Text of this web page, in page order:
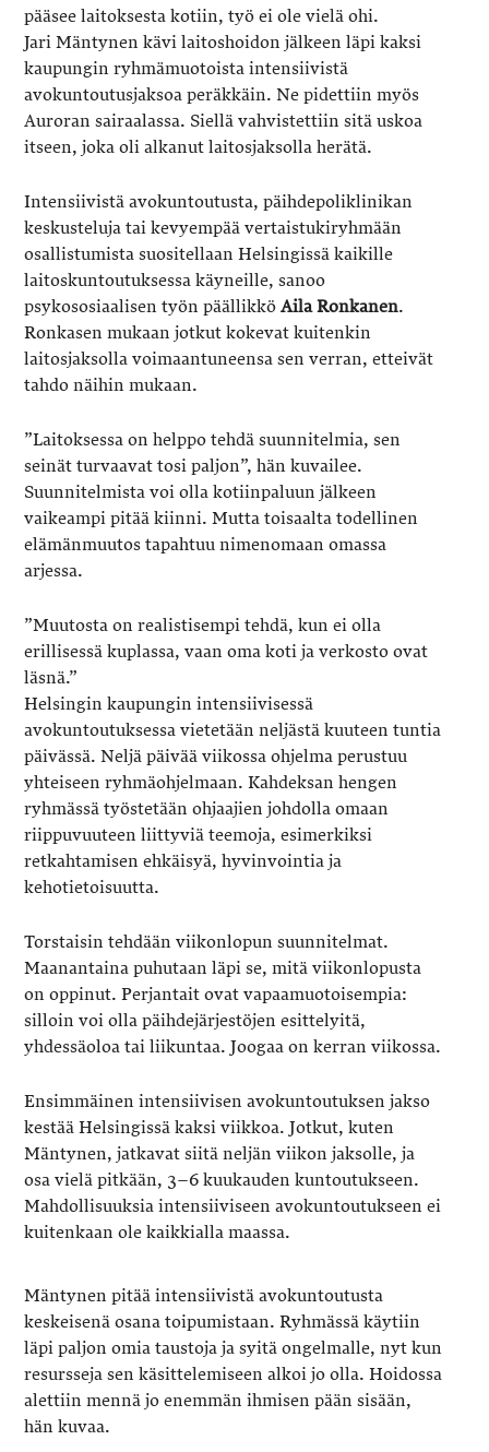
pääsee laitoksesta kotiin, työ ei ole vielä ohi.
Jari Mäntynen kävi laitoshoidon jälkeen läpi kaksi
kaupungin ryhmämuotoista intensiivistä
avokuntoutusjaksoa peräkkäin. Ne pidettiin myös
Auroran sairaalassa. Siellä vahvistettiin sitä uskoa
itseen, joka oli alkanut laitosjaksolla herätä.
Intensiivistä avokuntoutusta, päihdepoliklinikan
keskusteluja tai kevyempää vertaistukiryhmään
osallistumista suositellaan Helsingissä kaikille
laitoskuntoutuksessa käyneille, sanoo
psykososiaalisen työn päällikköAila Ronkanen.
Ronkasen mukaan jotkut kokevat kuitenkin
laitosjaksolla voimaantuneensa sen verran, etteivät
tahdo näihin mukaan.
”Laitoksessa on helppo tehdä suunnitelmia, sen
seinät turvaavat tosi paljon”, hän kuvailee.
Suunnitelmista voi olla kotiinpaluun jälkeen
vaikeampi pitää kiinni. Mutta toisaalta todellinen
elämänmuutos tapahtuu nimenomaan omassa
arjessa.
”Muutosta on realistisempi tehdä, kun ei olla
erillisessä kuplassa, vaan oma koti ja verkosto ovat
läsnä.”
Helsingin kaupungin intensiivisessä
avokuntoutuksessa vietetään neljästä kuuteen tuntia
päivässä. Neljä päivää viikossa ohjelma perustuu
yhteiseen ryhmäohjelmaan. Kahdeksan hengen
ryhmässä työstetään ohjaajien johdolla omaan
riippuvuuteen liittyviä teemoja, esimerkiksi
retkahtamisen ehkäisyä, hyvinvointia ja
kehotietoisuutta.
Torstaisin tehdään viikonlopun suunnitelmat.
Maanantaina puhutaan läpi se, mitä viikonlopusta
on oppinut. Perjantait ovat vapaamuotoisempia:
silloin voi olla päihdejärjestöjen esittelyitä,
yhdessäoloa tai liikuntaa. Joogaa on kerran viikossa.
Ensimmäinen intensiivisen avokuntoutuksen jakso
kestää Helsingissä kaksi viikkoa. Jotkut, kuten
Mäntynen, jatkavat siitä neljän viikon jaksolle, ja
osa vielä pitkään, 3–6 kuukauden kuntoutukseen.
Mahdollisuuksia intensiiviseen avokuntoutukseen ei
kuitenkaan ole kaikkialla maassa.
Mäntynen pitää intensiivistä avokuntoutusta
keskeisenä osana toipumistaan. Ryhmässä käytiin
läpi paljon omia taustoja ja syitä ongelmalle, nyt kun
resursseja sen käsittelemiseen alkoi jo olla. Hoidossa
alettiin mennä jo enemmän ihmisen pään sisään,
hän kuvaa.